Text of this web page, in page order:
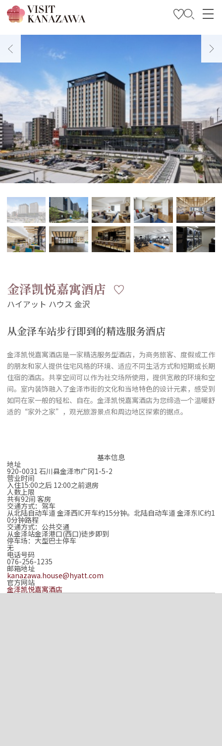
旅行方案
Travel Trade and Media
Languages
金泽凯悦嘉寓酒店
从金泽车站步行即到的精选服务酒店
金泽凯悦嘉寓酒店是一家精选服务型酒店，为商务旅客、度假或工作
的朋友和家人提供住宅风格的环境、适应不同生活方式和短期或长期
住宿的酒店。共享空间可以作为社交场所使用，提供宽敞的环境和空
间。室内装饰融入了金泽市街的文化和当地特色的设计元素，感受到
如同在家一般的轻松、自在。金泽凯悦嘉寓酒店为您缔造一个温暖舒
适的“家外之家”，观光旅游景点和周边地区探索的据点。
基本信息
地址
920-0031 石川县金泽市广冈1-5-2
营业时间
入住15:00之后 12:00之前退房
人数上限
共有92间 客房
交通方式：驾车
从北陆自动车道 金泽西IC开车约15分钟。北陆自动车道 金泽东IC约1
0分钟路程
交通方式：公共交通
从金泽站金泽港口(西口)徒步即到
停车场：大型巴士停车
无
电话号码
076-256-1235
邮箱地址
kanazawa.house@hyatt.com
官方网站
金泽凯悦嘉寓酒店